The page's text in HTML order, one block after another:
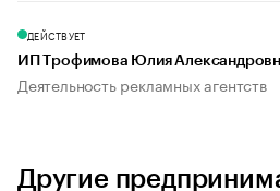
ДЕЙСТВУЕТ
ИП Трофимова Юлия
Деятельность рекламных агентств
Другие